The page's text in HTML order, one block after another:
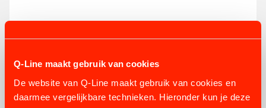
Q-Line maakt gebruik van cookies
De website van Q-Line maakt gebruik van cookies en
daarmee vergelijkbare technieken. Hieronder kun je deze